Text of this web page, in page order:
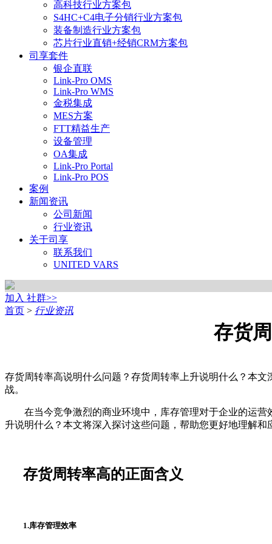
高科技行业方案包
S4HC+C4电子分销行业方案包
装备制造行业方案包
芯片行业直销+经销CRM方案包
司享套件
银企直联
Link-Pro OMS
Link-Pro WMS
金税集成
MES方案
FTT精益生产
设备管理
OA集成
Link-Pro Portal
Link-Pro POS
案例
新闻资讯
公司新闻
行业资讯
关于司享
联系我们
UNITED VARS
加入 社群>>
首页 > 行业资讯
存货
存货周转率高说明什么问题？存货周转率上升说明什么？本
战。
在当今竞争激烈的商业环境中，库存管理对于企业的运营
升说明什么？本文将深入探讨这些问题，帮助您更好地理解和
存货周转率高的正面含义
1.库存管理效率